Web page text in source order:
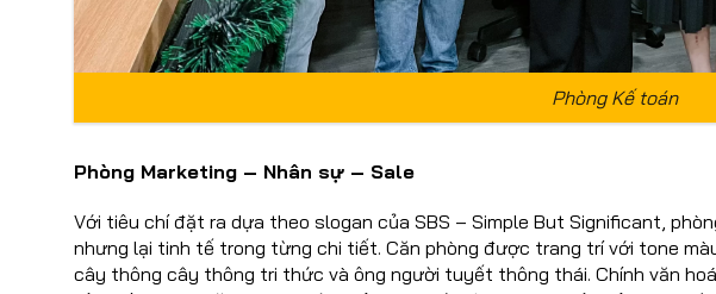
Phòng Kế toán
Phòng Marketing – Nhân sự – Sale
Với tiêu chí đặt ra dựa theo slogan của SBS – Simple But Significant,
nhưng lại tinh tế trong từng chi tiết. Căn phòng được trang trí với tone
cây thông cây thông tri thức và ông người tuyết thông thái. Chính văn